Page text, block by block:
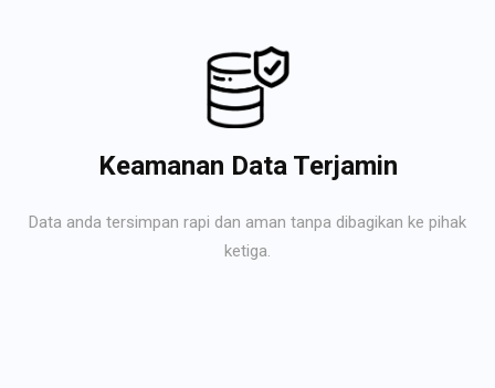
Keamanan Data Terjamin
Data anda tersimpan rapi dan aman tanpa dibagikan ke pihak
ketiga.